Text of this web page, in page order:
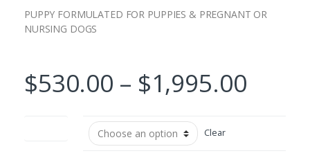
PUPPY FORMULATED FOR PUPPIES & PREGNANT OR
NURSING DOGS
$530.00 – $1,995.00
Clear